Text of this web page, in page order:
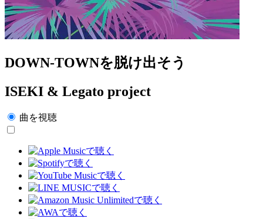
DOWN-TOWNを脱け出そう
ISEKI & Legato project
曲を視聴